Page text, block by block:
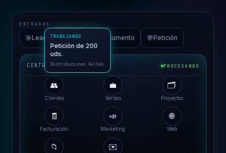
ENTRADAS
🎯Lead 📮Email Documento 💬Petición
CENTRO DE OPERACIONES PROCESANDO
👥
Clientes
💼
Ventas
🗂️
Proyectos
🧾
Facturación
📣
Marketing
🌐
Web
📁 ✉️
TRABAJANDO
Distribuciones Vallès